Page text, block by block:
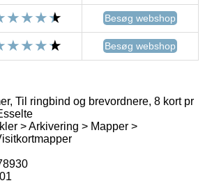
Besøg webshop
Besøg webshop
Til ringbind og brevordnere, 8 kort pr
> Arkivering > Mapper >